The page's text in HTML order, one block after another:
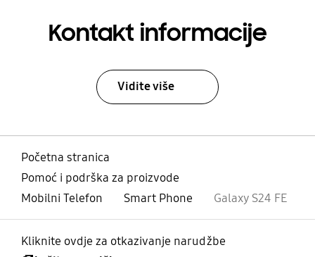
Kontakt informacije
Vidite više
Početna stranica
Pomoć i podrška za proizvode
Mobilni Telefon
Smart Phone Galaxy S24 FE
Kliknite ovdje za otkazivanje narudžbe